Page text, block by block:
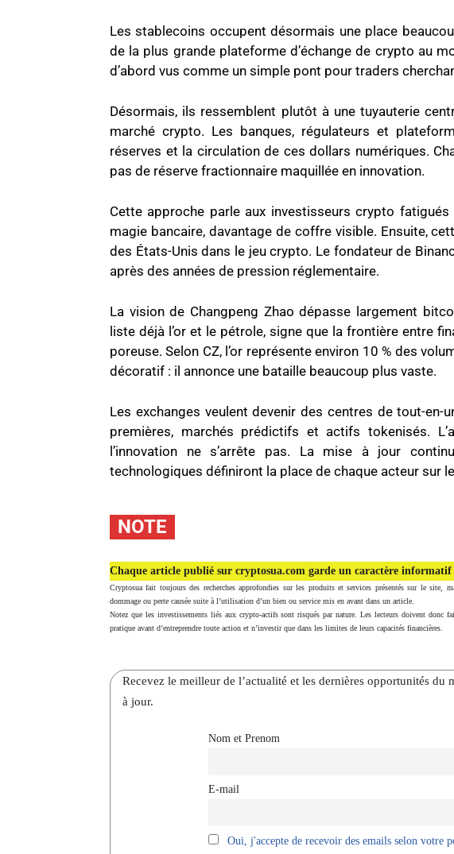
Les stablecoins occupent désormais une place
de la plus grande plateforme d’échange de crypto au
d’abord vus comme un simple pont pour traders
Désormais, ils ressemblent plutôt à une tuyauterie
marché crypto. Les banques, régulateurs et
réserves et la circulation de ces dollars numériques.
pas de réserve fractionnaire maquillée en innovation.
Cette approche parle aux investisseurs crypto
magie bancaire, davantage de coffre visible. Ensuite,
des États-Unis dans le jeu crypto. Le fondateur de
après des années de pression réglementaire.
La vision de Changpeng Zhao dépasse largement
liste déjà l’or et le pétrole, signe que la frontière entre
poreuse. Selon CZ, l’or représente environ 10 % des
décoratif : il annonce une bataille beaucoup plus vaste.
Les exchanges veulent devenir des centres de tout-en-
premières, marchés prédictifs et actifs tokenisés.
l’innovation ne s’arrête pas. La mise à jour
technologiques définiront la place de chaque acteur sur
NOTE
Chaque article publié sur cryptosua.com garde un caractère informatif
Cryptosua fait toujours des recherches approfondies sur les produits et services présentés sur le site,
dommage ou perte causée suite à l’utilisation d’un bien ou service mis en avant dans un article.
Notez que les investissements liés aux crypto-actifs sont risqués par nature. Les lecteurs doivent donc
pratique avant d’entreprendre toute action et n’investir que dans les limites de leurs capacités financières.
Recevez le meilleur de l’actualité et les dernières opportunités
à jour.
Nom et Prenom
E-mail
Oui, j'accepte de recevoir des emails selon votre